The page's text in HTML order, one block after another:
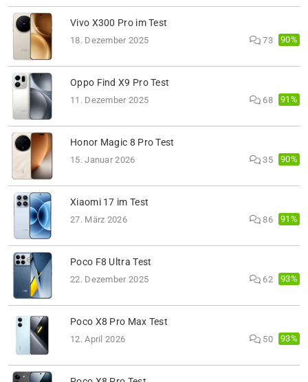
Vivo X300 Pro im Test
18. Dezember 2025 73 90%
Oppo Find X9 Pro Test
11. Dezember 2025 68 91%
Honor Magic 8 Pro Test
15. Januar 2026 35 90%
Xiaomi 17 im Test
27. März 2026 86 91%
Poco F8 Ultra Test
22. Dezember 2025 62 93%
Poco X8 Pro Max Test
12. April 2026 50 93%